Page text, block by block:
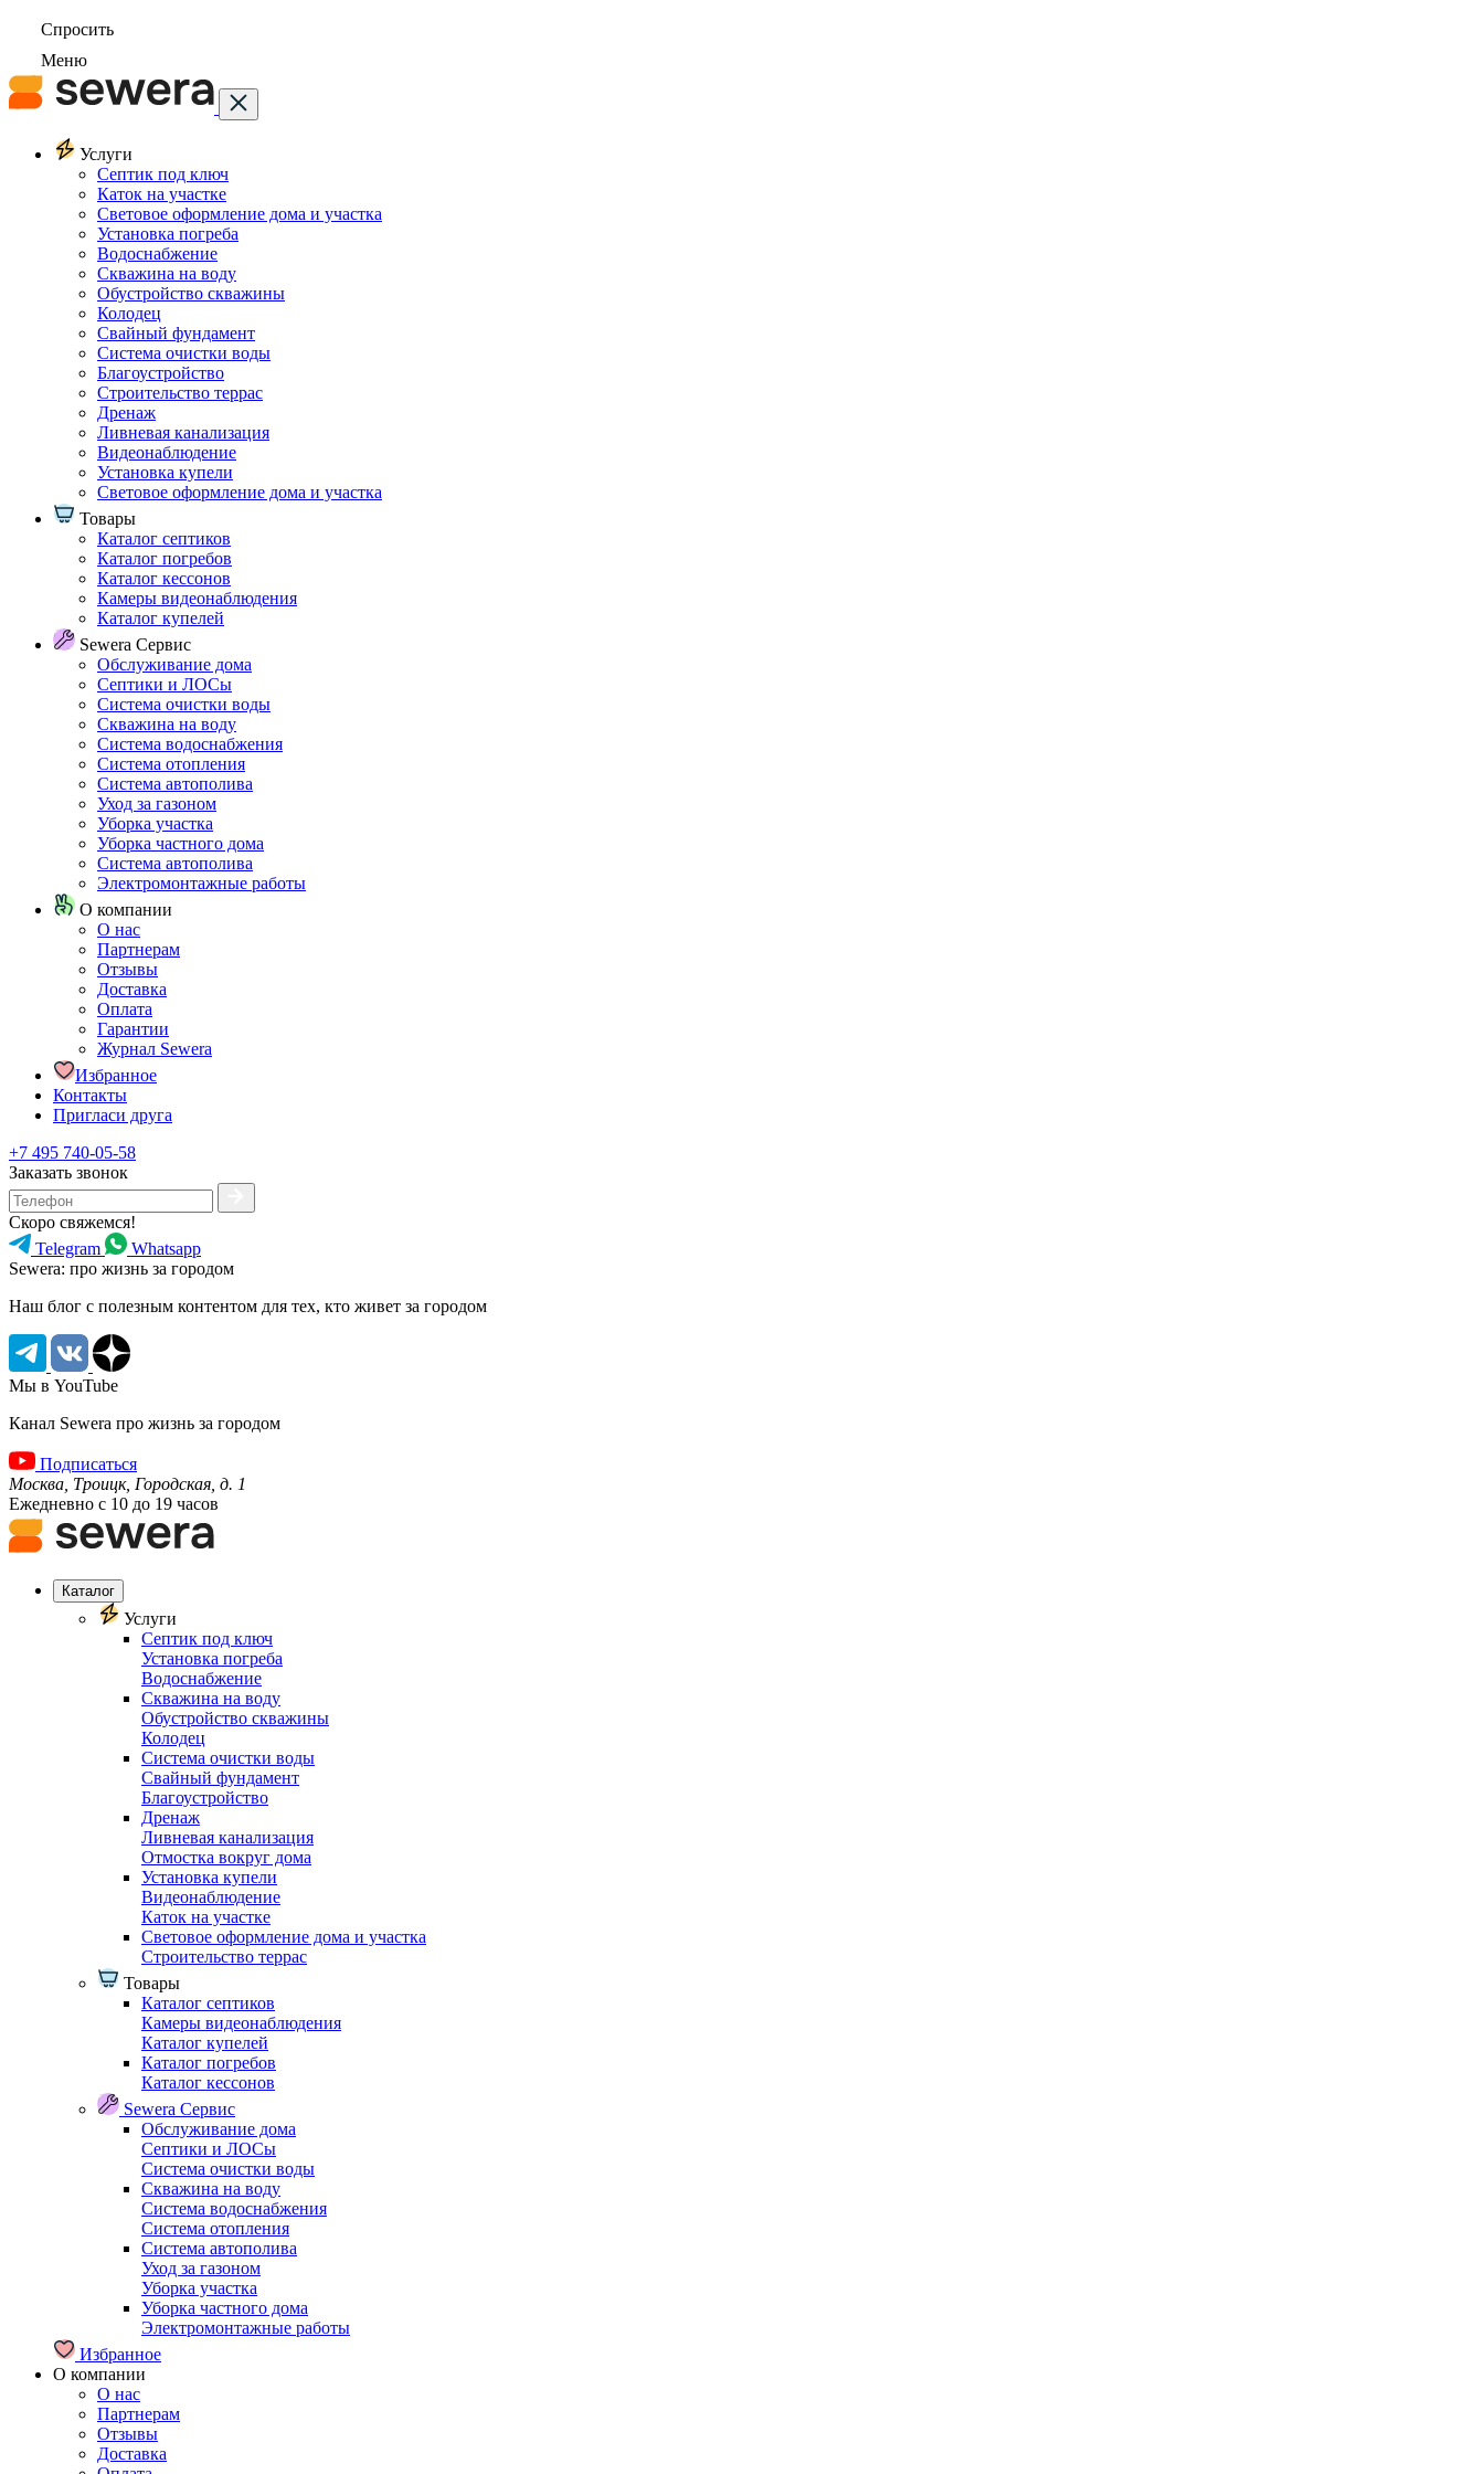
Спросить
Меню
Услуги
Септик под ключ
Каток на участке
Световое оформление дома и участка
Установка погреба
Водоснабжение
Скважина на воду
Обустройство скважины
Колодец
Свайный фундамент
Система очистки воды
Благоустройство
Строительство террас
Дренаж
Ливневая канализация
Видеонаблюдение
Установка купели
Световое оформление дома и участка
Товары
Каталог септиков
Каталог погребов
Каталог кессонов
Камеры видеонаблюдения
Каталог купелей
Sewera Сервис
Обслуживание дома
Септики и ЛОСы
Система очистки воды
Скважина на воду
Система водоснабжения
Система отопления
Система автополива
Уход за газоном
Уборка участка
Уборка частного дома
Система автополива
Электромонтажные работы
О компании
О нас
Партнерам
Отзывы
Доставка
Оплата
Гарантии
Журнал Sewera
Избранное
Контакты
Пригласи друга
+7 495 740-05-58
Заказать звонок
Скоро свяжемся!
Telegram
Whatsapp
Sewera: про жизнь за городом
Наш блог c полезным контентом для тех, кто живет за городом
Мы в YouTube
Канал Sewera про жизнь за городом
Подписаться
Москва, Троицк, Городская, д. 1
Ежедневно с 10 до 19 часов
Каталог
Услуги
Септик под ключ
Установка погреба
Водоснабжение
Скважина на воду
Обустройство скважины
Колодец
Система очистки воды
Свайный фундамент
Благоустройство
Дренаж
Ливневая канализация
Отмостка вокруг дома
Установка купели
Видеонаблюдение
Каток на участке
Световое оформление дома и участка
Строительство террас
Товары
Каталог септиков
Камеры видеонаблюдения
Каталог купелей
Каталог погребов
Каталог кессонов
Sewera Сервис
Обслуживание дома
Септики и ЛОСы
Система очистки воды
Скважина на воду
Система водоснабжения
Система отопления
Система автополива
Уход за газоном
Уборка участка
Уборка частного дома
Электромонтажные работы
Избранное
О компании
О нас
Партнерам
Отзывы
Доставка